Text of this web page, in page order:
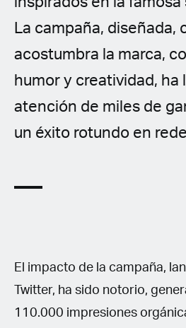
La campaña, diseñada,
acostumbra la marca,
humor y creatividad, ha
atención de miles de
un éxito rotundo en
El impacto de la campaña,
Twitter, ha sido notorio,
110.000 impresiones